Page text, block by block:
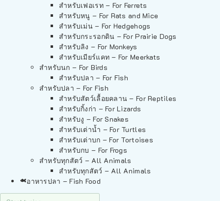
สำหรับเฟอเรท – For Ferrets
สำหรับหนู – For Rats and Mice
สำหรับเม่น – For Hedgehogs
สำหรับกระรอกดิน – For Prairie Dogs
สำหรับลิง – For Monkeys
สำหรับเมียร์แคท – For Meerkats
สำหรับนก – For Birds
สำหรับปลา – For Fish
สำหรับปลา – For Fish
สำหรับสัตว์เลื้อยคลาน – For Reptiles
สำหรับกิ้งก่า – For Lizards
สำหรับงู – For Snakes
สำหรับเต่าน้ำ – For Turtles
สำหรับเต่าบก – For Tortoises
สำหรับกบ – For Frogs
สำหรับทุกสัตว์ – All Animals
สำหรับทุกสัตว์ – All Animals
อาหารปลา – Fish Food